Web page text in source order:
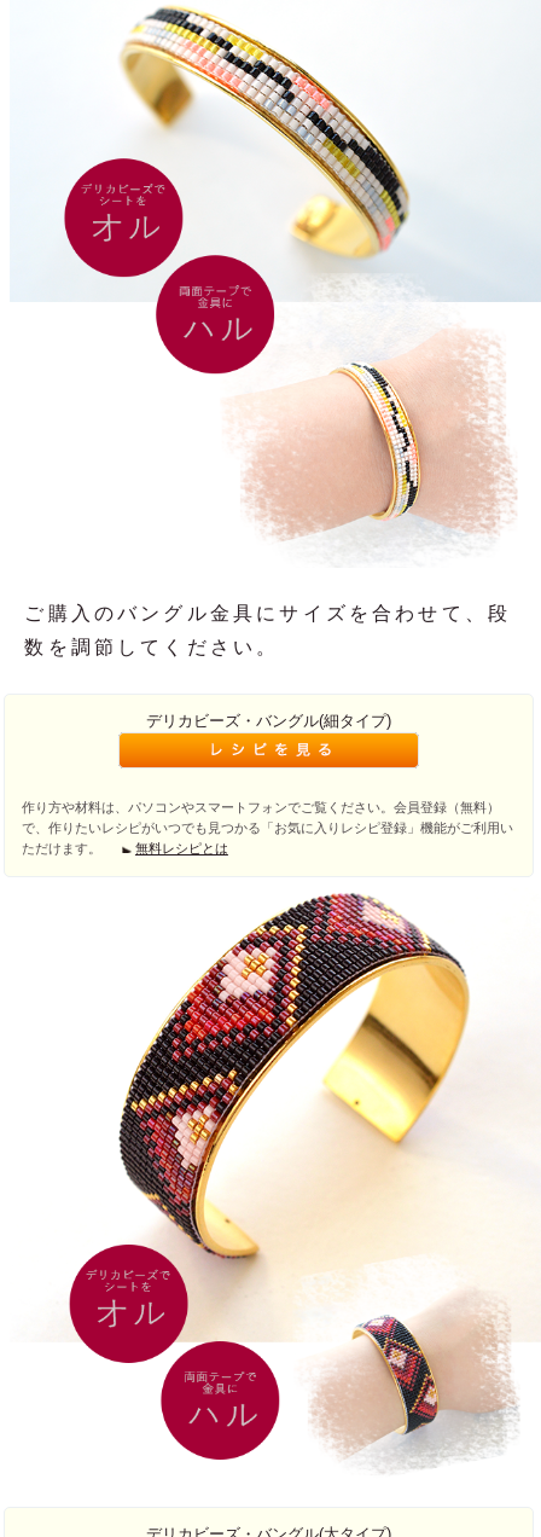
ご購入のバングル金具にサイズを合わせて、段
数を調節してください。
デリカビーズ・バングル(細タイプ)
作り方や材料は、パソコンやスマートフォンでご覧ください。会員登録（無料）
で、作りたいレシピがいつでも見つかる「お気に入りレシピ登録」機能がご利用い
ただけます。
無料レシピとは